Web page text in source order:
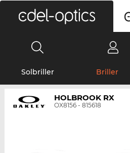
Solbriller Briller
HOLBROOK RX
OX8156 - 815618